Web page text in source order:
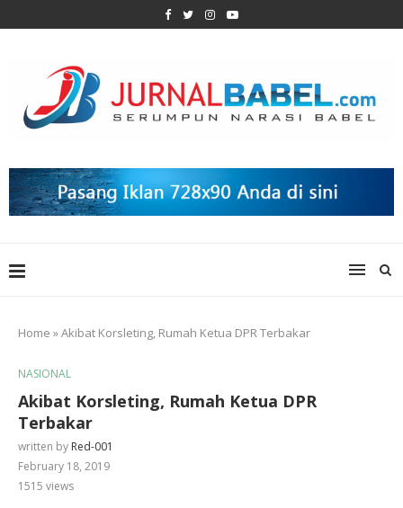
Home »Akibat Korsleting, Rumah Ketua DPR Terbakar
NASIONAL
Akibat Korsleting, Rumah Ketua DPR
Terbakar
written by Red-001
February 18, 2019
1515 views